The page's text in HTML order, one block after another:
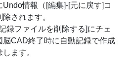
情報（[編集]-[元に戻す]コ
されます。
録ファイルを削除する]にチェ
脳CAD終了時に自動記録で作成
ます。